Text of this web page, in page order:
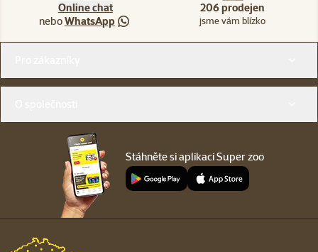
Online chat
neboWhatsApp
206 prodejen
jsme vám blízko
Stáhněte si aplikaci Super zoo